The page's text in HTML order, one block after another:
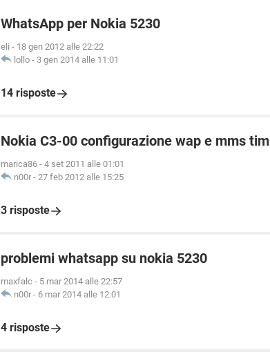
WhatsApp per Nokia 5230
eli - 18 gen 2012 alle 22:22
lollo - 3 gen 2014 alle 11:01
14 risposte
Nokia C3-00 configurazione wap e mms tim
marica86 - 4 set 2011 alle 01:01
n00r - 27 feb 2012 alle 15:25
3 risposte
problemi whatsapp su nokia 5230
maxfalc - 5 mar 2014 alle 22:57
n00r - 6 mar 2014 alle 12:01
4 risposte